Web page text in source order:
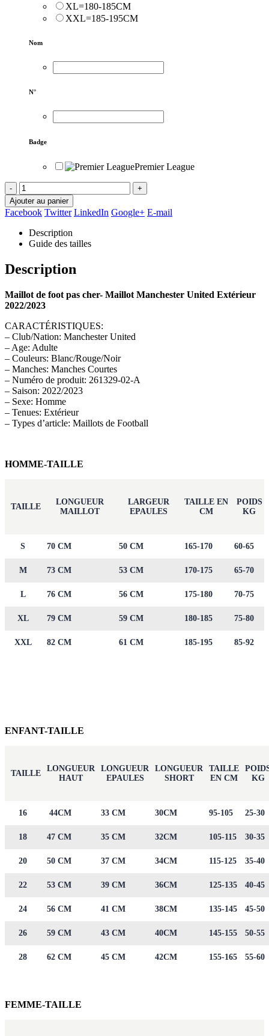
XL=180-185CM
XXL=185-195CM
Nom
N°
Badge
Premier League
-
+
Ajouter au panier
Facebook Twitter LinkedIn Google+ E-mail
Description
Guide des tailles
Description
Maillot de foot pas cher- Maillot Manchester United Extérieur
2022/2023
CARACTÉRISTIQUES:
– Club/Nation: Manchester United
– Age: Adulte
– Couleurs: Blanc/Rouge/Noir
– Manches: Manches Courtes
– Numéro de produit: 261329-02-A
– Saison: 2022/2023
– Sexe: Homme
– Tenues: Extérieur
– Types d’article: Maillots de Football
HOMME-TAILLE
TAILLE
LONGUEUR
MAILLOT
LARGEUR
EPAULES
TAILLE EN
CM
POIDS
KG
S 70 CM 50 CM 165-170 60-65
M 73 CM 53 CM 170-175 65-70
L 76 CM 56 CM 175-180 70-75
XL 79 CM 59 CM 180-185 75-80
XXL 82 CM 61 CM 185-195 85-92
ENFANT-TAILLE
TAILLE
LONGUEUR
HAUT
LONGUEUR
EPAULES
LONGUEUR
SHORT
TAILLE
EN CM
KG
16 44CM 33 CM 30CM 95-105 25-30
18 47 CM 35 CM 32CM 105-115 30-35
20 50 CM 37 CM 34CM 115-125 35-40
22 53 CM 39 CM 36CM 125-135 40-45
24 56 CM 41 CM 38CM 135-145 45-50
26 59 CM 43 CM 40CM 145-155 50-55
28 62 CM 45 CM 42CM 155-165 55-60
FEMME-TAILLE